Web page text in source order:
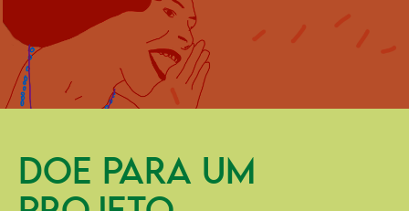
DOE PARA UM
PROJETO